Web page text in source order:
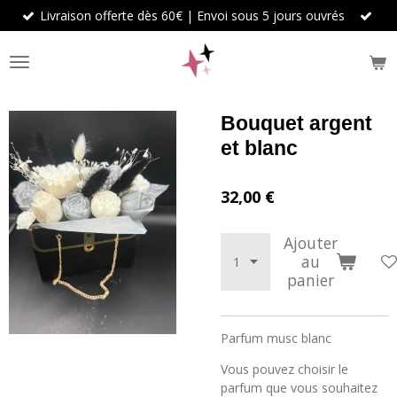
Passer
au
contenu
principal
Livraison offerte dès 60€ | Envoi sous 5 jours ouvrés
Bouquet argent
et blanc
32,00 €
Ajouter
au
panier
Parfum musc blanc
Vous pouvez choisir le
parfum que vous souhaitez